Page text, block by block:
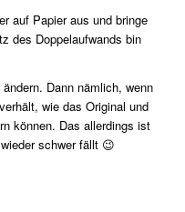
auf Papier aus und bringe
des Doppelaufwands bin
Dann nämlich, wenn
wie das Original und
können. Das allerdings ist
schwer fällt 😉